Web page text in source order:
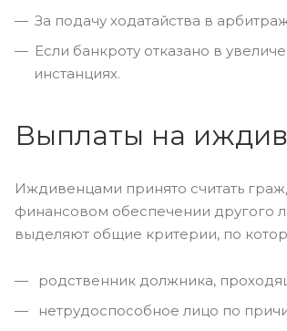
За подачу ходатайства в
Если банкроту отказано в
инстанциях.
Выплаты на
Иждивенцами принято считать
финансовом обеспечении другого
выделяют общие критерии, по
родственник должника,
нетрудоспособное лицо по